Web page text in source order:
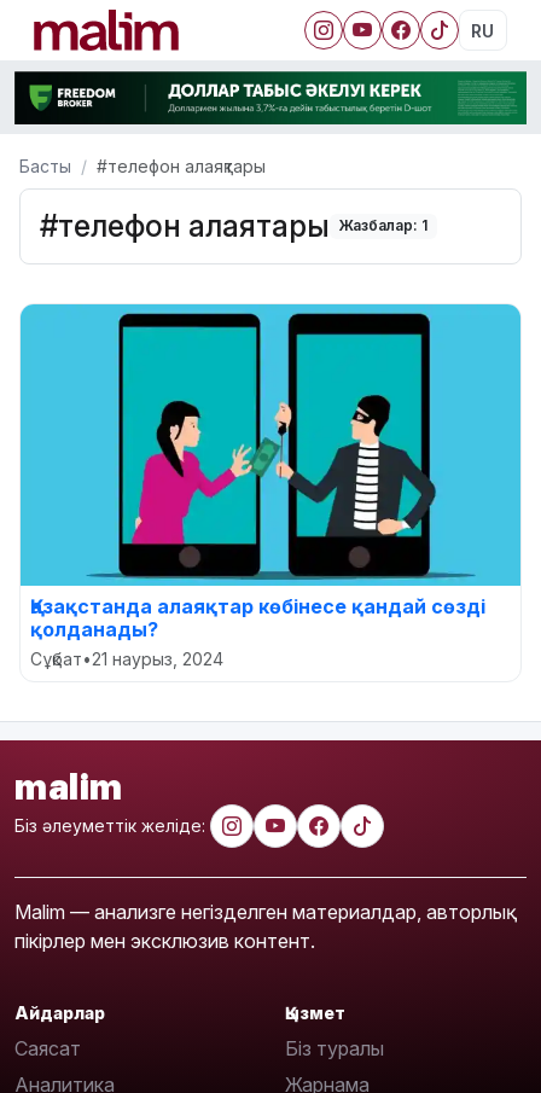
RU
Басты #телефон алаяқтары
#телефон алаяқтары Жазбалар: 1
Қазақстанда алаяқтар көбінесе қандай сөзді
қолданады?
Сұқбат•21 наурыз, 2024
malim
Біз әлеуметтік желіде:
Malim — анализге негізделген материалдар, авторлық
пікірлер мен эксклюзив контент.
Айдарлар
Саясат
Аналитика
Қызмет
Біз туралы
Жарнама